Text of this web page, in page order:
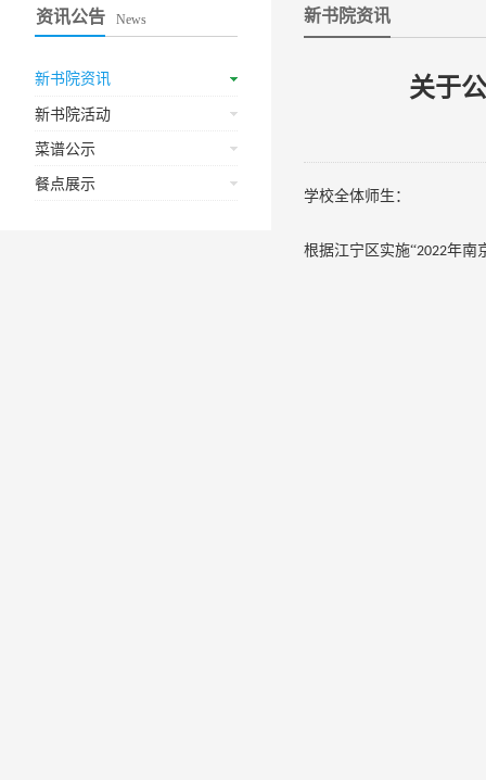
资讯公告 News
新书院资讯
新书院活动
菜谱公示
餐点展示
新书院资讯
关于
学校全体师生：
根据江宁区实施“2022年南